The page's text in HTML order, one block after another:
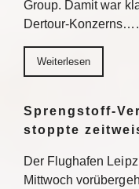
Group. Damit war
Dertour-Konzerns….
Weiterlesen
Sprengstoff-
stoppte
Der Flughafen
Mittwoch